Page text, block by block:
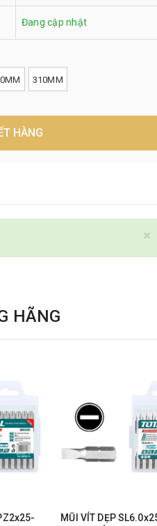
Đang cập nhật
310MM
HÀNG
×
HÃNG
MŨI VÍT DẸP